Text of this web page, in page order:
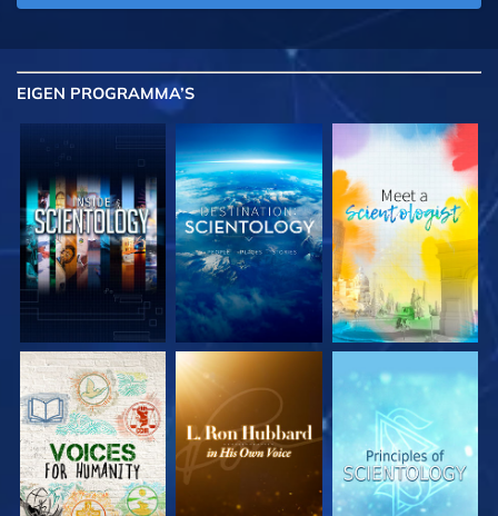
EIGEN PROGRAMMA’S
VERKEN DE SERIE VERKEN DE SERIE VERKEN DE SERIE